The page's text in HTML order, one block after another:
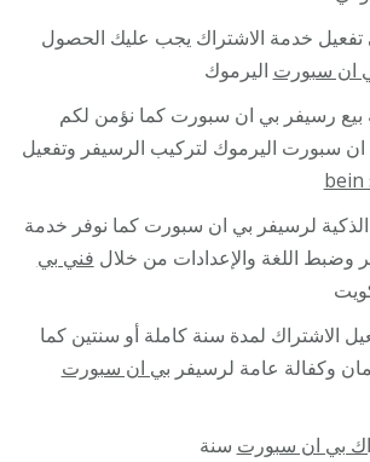
تفعيل خدمة الاشتراك يجب عليك الحصول
ان سبورت اليرموك
بيع رسيفر بي ان سبورت كما نؤمن لكم
سبورت اليرموك لتركيب الرسيفر وتفعيل
الذكية لرسيفر بي ان سبورت كما نوفر خدمة
وضبط اللغة والإعدادات من خلال فني بي
الاشتراك لمدة سنة كاملة أو سنتين كما
وكفالة عامة لرسيفر بي ان سبورت
بي ان سبورت سنة